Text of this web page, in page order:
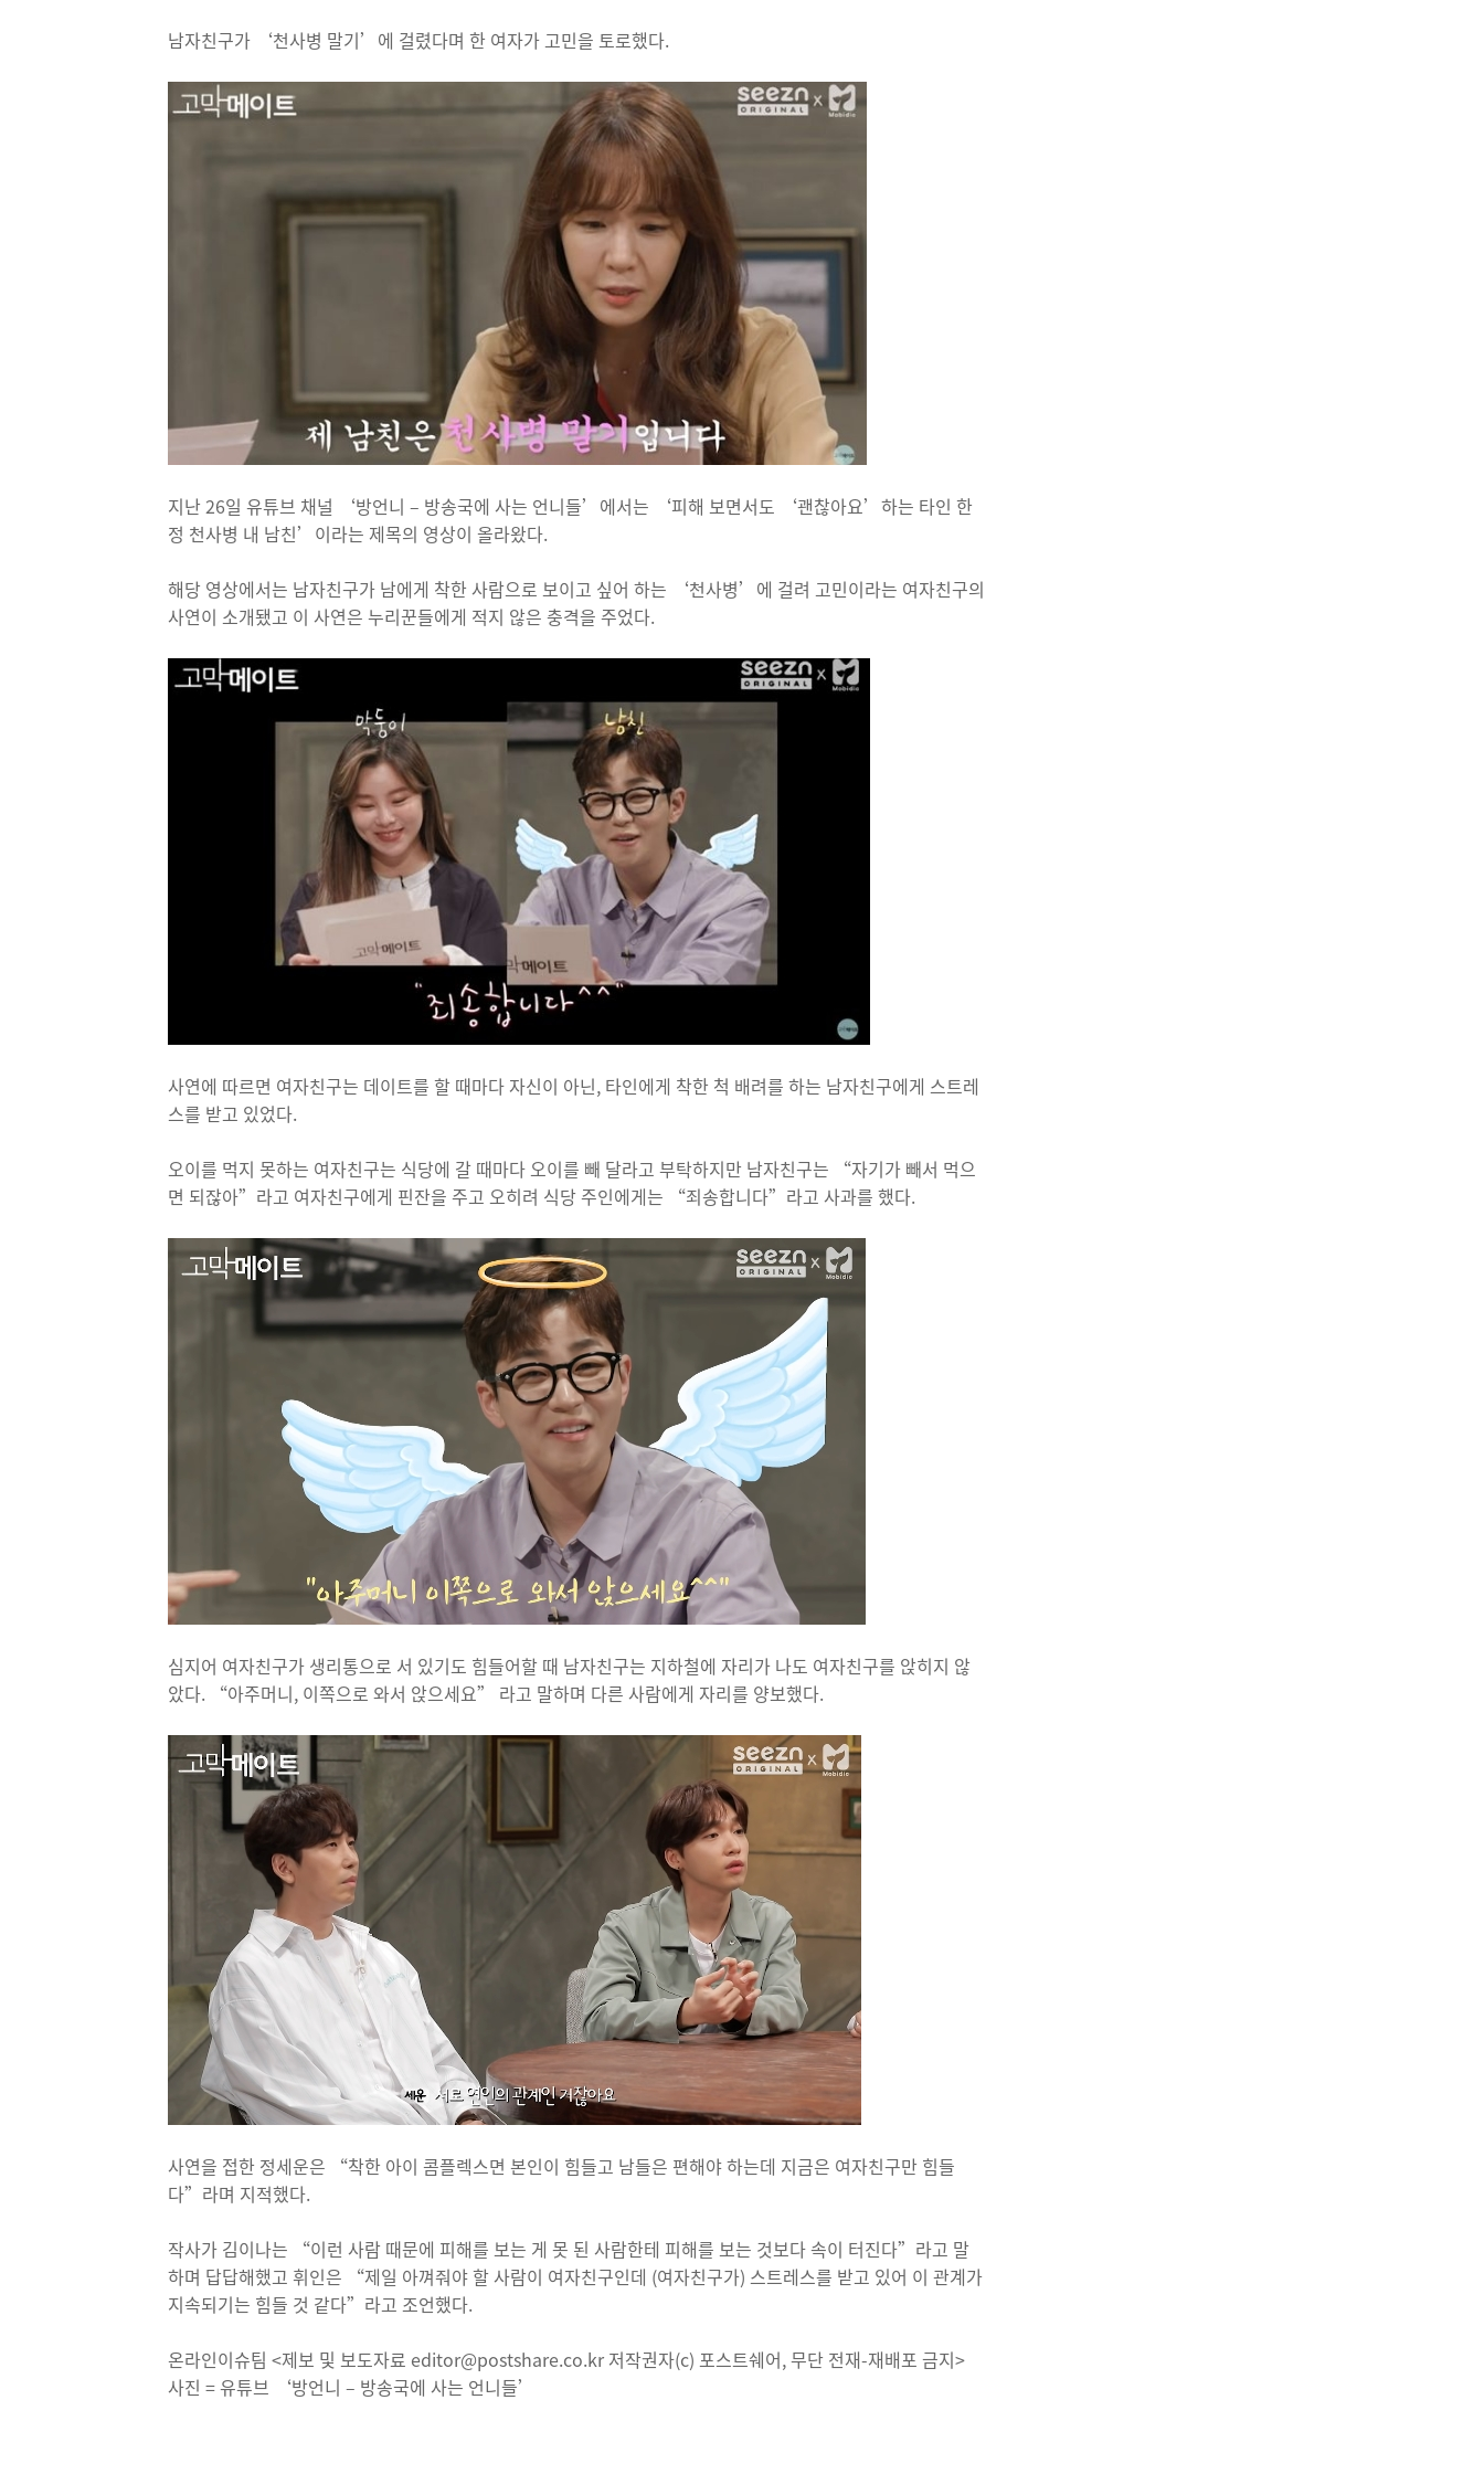
남자친구가 ‘천사병 말기’에 걸렸다며 한 여자가 고민을 토로했다.
지난 26일 유튜브 채널 ‘방언니 – 방송국에 사는 언니들’에서는 ‘피해 보면서도 ‘괜찮아요’하는 타인 한
정 천사병 내 남친’이라는 제목의 영상이 올라왔다.
해당 영상에서는 남자친구가 남에게 착한 사람으로 보이고 싶어 하는 ‘천사병’에 걸려 고민이라는 여자친구의
사연이 소개됐고 이 사연은 누리꾼들에게 적지 않은 충격을 주었다.
사연에 따르면 여자친구는 데이트를 할 때마다 자신이 아닌, 타인에게 착한 척 배려를 하는 남자친구에게 스트레
스를 받고 있었다.
오이를 먹지 못하는 여자친구는 식당에 갈 때마다 오이를 빼 달라고 부탁하지만 남자친구는 “자기가 빼서 먹으
면 되잖아”라고 여자친구에게 핀잔을 주고 오히려 식당 주인에게는 “죄송합니다”라고 사과를 했다.
심지어 여자친구가 생리통으로 서 있기도 힘들어할 때 남자친구는 지하철에 자리가 나도 여자친구를 앉히지 않
았다. “아주머니, 이쪽으로 와서 앉으세요” 라고 말하며 다른 사람에게 자리를 양보했다.
사연을 접한 정세운은 “착한 아이 콤플렉스면 본인이 힘들고 남들은 편해야 하는데 지금은 여자친구만 힘들
다”라며 지적했다.
작사가 김이나는 “이런 사람 때문에 피해를 보는 게 못 된 사람한테 피해를 보는 것보다 속이 터진다”라고 말
하며 답답해했고 휘인은 “제일 아껴줘야 할 사람이 여자친구인데 (여자친구가) 스트레스를 받고 있어 이 관계가
지속되기는 힘들 것 같다”라고 조언했다.
온라인이슈팀 <제보 및 보도자료 editor@postshare.co.kr 저작권자(c) 포스트쉐어, 무단 전재-재배포 금지>
사진 = 유튜브 ‘방언니 – 방송국에 사는 언니들’